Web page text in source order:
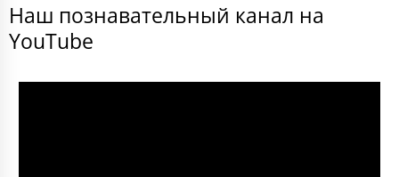
Наш познавательный канал на
YouTube